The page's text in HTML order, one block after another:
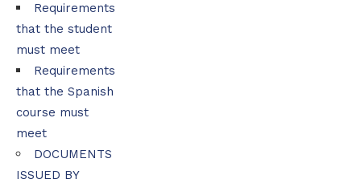
Requirements
that the student
must meet
Requirements
that the Spanish
course must
meet
DOCUMENTS
ISSUED BY